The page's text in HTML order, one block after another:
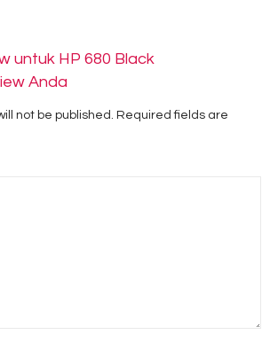
untuk HP 680 Black
Anda
not be published. Required fields are